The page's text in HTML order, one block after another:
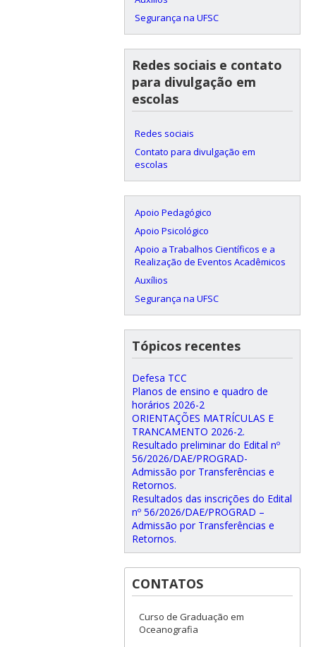
Segurança na UFSC
Redes sociais e contato
para divulgação em
escolas
Redes sociais
Contato para divulgação em
escolas
Apoio Pedagógico
Apoio Psicológico
Apoio a Trabalhos Científicos e a
Realização de Eventos Acadêmicos
Auxílios
Segurança na UFSC
Tópicos recentes
Defesa TCC
Planos de ensino e quadro de
horários 2026-2
ORIENTAÇÕES MATRÍCULAS E
TRANCAMENTO 2026-2.
Resultado preliminar do Edital nº
56/2026/DAE/PROGRAD-
Admissão por Transferências e
Retornos.
Resultados das inscrições do Edital
nº 56/2026/DAE/PROGRAD –
Admissão por Transferências e
Retornos.
CONTATOS
Curso de Graduação em
Oceanografia